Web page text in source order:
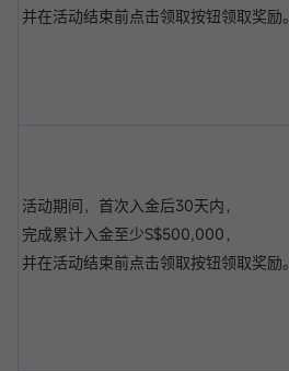
并在活动结束前点击领取按钮领取奖励。
活动期间，首次入金后30天内，
完成累计入金至少S$500,000，
并在活动结束前点击领取按钮领取奖励。